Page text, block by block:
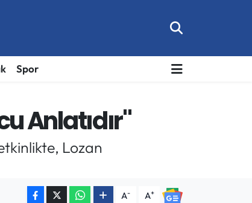
Spor
Anlatıdır"
Lozan
A- A+